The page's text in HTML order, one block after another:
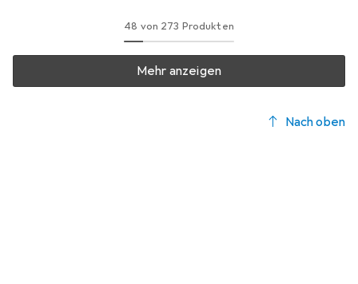
48 von 273 Produkten
Mehr anzeigen
Nach oben